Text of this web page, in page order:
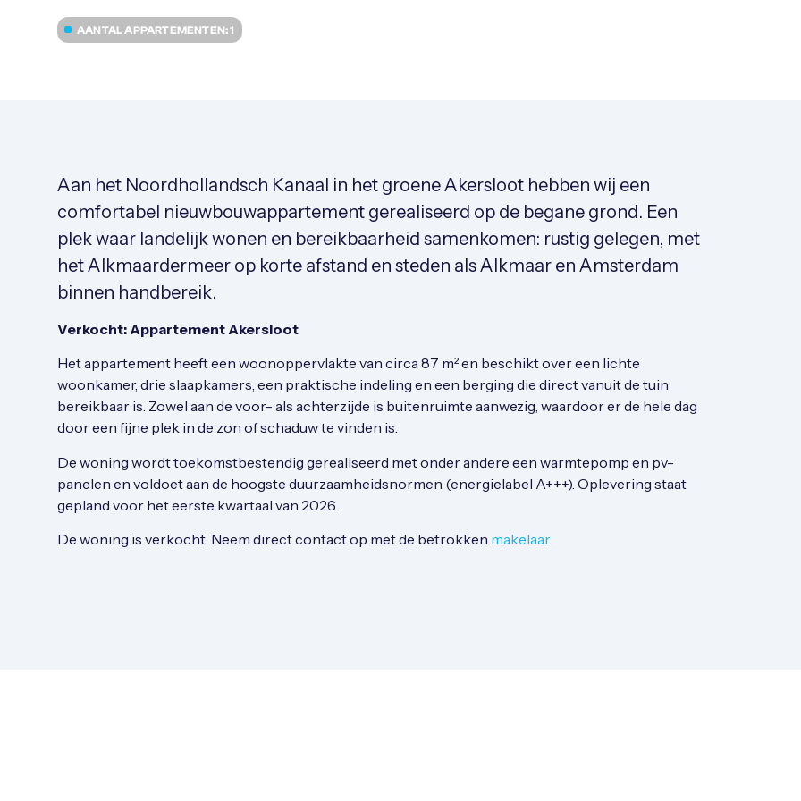
AANTAL APPARTEMENTEN: 1
Aan het Noordhollandsch Kanaal in het groene Akersloot hebben wij een
comfortabel nieuwbouwappartement gerealiseerd op de begane grond. Een
plek waar landelijk wonen en bereikbaarheid samenkomen: rustig gelegen, met
het Alkmaardermeer op korte afstand en steden als Alkmaar en Amsterdam
binnen handbereik.
Verkocht: Appartement Akersloot
Het appartement heeft een woonoppervlakte van circa 87 m² en beschikt over een lichte
woonkamer, drie slaapkamers, een praktische indeling en een berging die direct vanuit de tuin
bereikbaar is. Zowel aan de voor- als achterzijde is buitenruimte aanwezig, waardoor er de hele dag
door een fijne plek in de zon of schaduw te vinden is.
De woning wordt toekomstbestendig gerealiseerd met onder andere een warmtepomp en pv-
panelen en voldoet aan de hoogste duurzaamheidsnormen (energielabel A+++). Oplevering staat
gepland voor het eerste kwartaal van 2026.
De woning is verkocht. Neem direct contact op met de betrokken makelaar.